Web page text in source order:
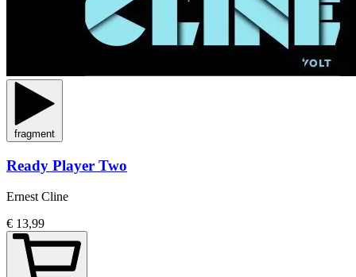
fragment
Ready Player Two
Ernest Cline
€ 13,99